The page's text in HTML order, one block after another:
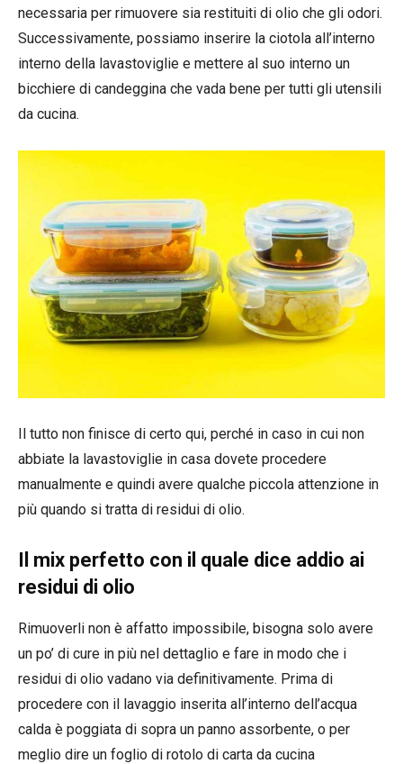
necessaria per rimuovere sia restituiti di olio che gli odori.
Successivamente, possiamo inserire la ciotola all’interno
interno della lavastoviglie e mettere al suo interno un
bicchiere di candeggina che vada bene per tutti gli utensili
da cucina.
Il tutto non finisce di certo qui, perché in caso in cui non
abbiate la lavastoviglie in casa dovete procedere
manualmente e quindi avere qualche piccola attenzione in
più quando si tratta di residui di olio.
Il mix perfetto con il quale dice addio ai
residui di olio
Rimuoverli non è affatto impossibile, bisogna solo avere
un po’ di cure in più nel dettaglio e fare in modo che i
residui di olio vadano via definitivamente. Prima di
procedere con il lavaggio inserita all’interno dell’acqua
calda è poggiata di sopra un panno assorbente, o per
meglio dire un foglio di rotolo di carta da cucina